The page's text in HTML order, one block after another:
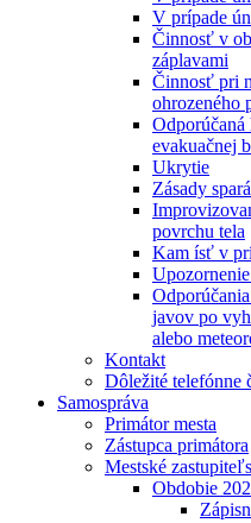
V prípade
Činnosť v
záplavami
Činnosť pri
ohrozeného
evakuačnej
Ukrytie
Zásady
povrchu tela
Kam ísť v
javov po
alebo
Kontakt
Dôležité telefónne
Samospráva
Primátor mesta
Zástupca primátora
Mestské
Obdobie